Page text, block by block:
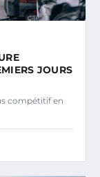
JOURS
compétitif en